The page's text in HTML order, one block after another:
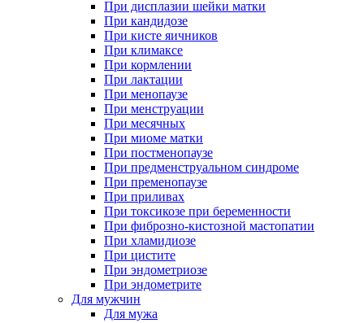
При дисплазии шейки матки
При кандидозе
При кисте яичников
При климаксе
При кормлении
При лактации
При менопаузе
При менструации
При месячных
При миоме матки
При постменопаузе
При предменструальном синдроме
При пременопаузе
При приливах
При токсикозе при беременности
При фиброзно-кистозной мастопатии
При хламидиозе
При цистите
При эндометриозе
При эндометрите
Для мужчин
Для мужа